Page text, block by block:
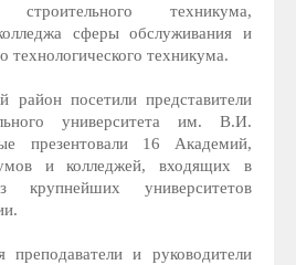
строительного техникума,
сферы обслуживания и
технологического техникума.
район посетили представители
университета им. В.И.
презентовали 16 Академий,
и колледжей, входящих в
крупнейших университетов
и руководители